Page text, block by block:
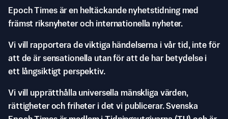
Epoch Times är en heltäckande nyhetstidning med
främst riksnyheter och internationella nyheter.
Vi vill rapportera de viktiga händelserna i vår tid, inte för
att de är sensationella utan för att de har betydelse i
ett långsiktigt perspektiv.
Vi vill upprätthålla universella mänskliga värden,
rättigheter och friheter i det vi publicerar. Svenska